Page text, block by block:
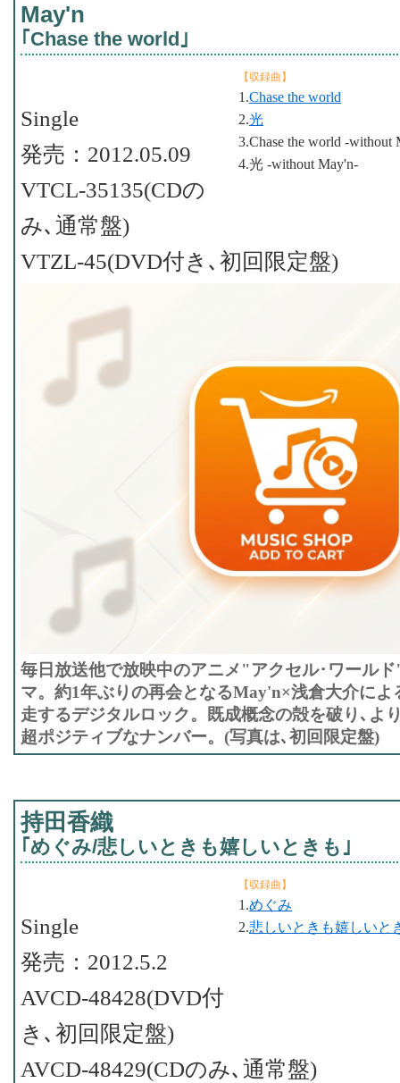
May'n
｢Chase the world｣
【収録曲】
1.Chase the world
2.光
3.Chase the world -without
4.光 -without May'n-
Single
発売：2012.05.09
VTCL-35135(CDの
み､通常盤)
VTZL-45(DVD付き､初回限定盤)
毎日放送他で放映中のアニメ"アクセル･ワール
マ。約1年ぶりの再会となるMay'n×浅倉大介によ
走するデジタルロック。既成概念の殻を破り､よ
超ポジティブなナンバー。(写真は､初回限定盤)
持田香織
｢めぐみ/悲しいときも嬉しいときも｣
【収録曲】
1.めぐみ
2.悲しいときも嬉しいと
Single
発売：2012.5.2
AVCD-48428(DVD付
き､初回限定盤)
AVCD-48429(CDのみ､通常盤)